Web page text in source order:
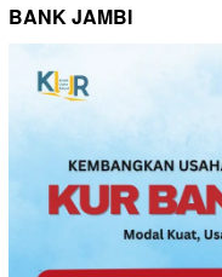
BANK JAMBI